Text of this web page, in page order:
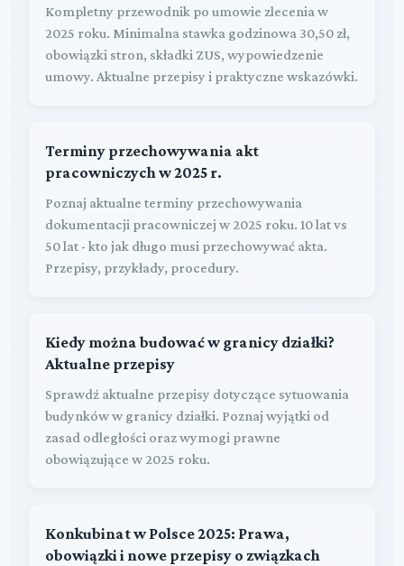
Kompletny przewodnik po umowie zlecenia w
2025 roku. Minimalna stawka godzinowa 30,50 zł,
obowiązki stron, składki ZUS, wypowiedzenie
umowy. Aktualne przepisy i praktyczne wskazówki.
Terminy przechowywania akt
pracowniczych w 2025 r.
Poznaj aktualne terminy przechowywania
dokumentacji pracowniczej w 2025 roku. 10 lat vs
50 lat - kto jak długo musi przechowywać akta.
Przepisy, przykłady, procedury.
Kiedy można budować w granicy działki?
Aktualne przepisy
Sprawdź aktualne przepisy dotyczące sytuowania
budynków w granicy działki. Poznaj wyjątki od
zasad odległości oraz wymogi prawne
obowiązujące w 2025 roku.
Konkubinat w Polsce 2025: Prawa,
obowiązki i nowe przepisy o związkach